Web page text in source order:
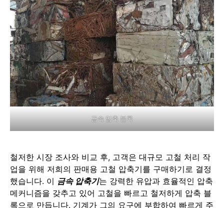
금속 압축 블록
철저한 시장 조사와 비교 후, 고객은 대규모 고철 처리 작
업을 위해 저희의 판매용 고철 압축기를 구매하기로 결정
했습니다. 이 금속 압축기는 강력한 유압과 효율적인 압축
메커니즘을 갖추고 있어 고철을 빠르고 철저하게 압축 블
록으로 만듭니다. 기계가 그의 요구에 부합하여 빠르게 주